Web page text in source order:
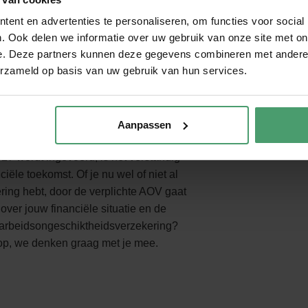
en advertenties te personaliseren, om functies voor
Ook delen we informatie over uw gebruik van onze site met
Deze partners kunnen deze gegevens combineren met
op basis van uw gebruik van hun services.
Aanpassen
alleen voor algemeen
zijn vergeleken met reguliere
beroepsarbeidsongeschiktheid.
AOV biedt, dan biedt een
wordt ingevoerd, is het verstandig
toekomst. Of je nu wel of niet al
hebt, door de verplichte AOV gaat
jouw financiële situatie en de
we denken graag met je mee.